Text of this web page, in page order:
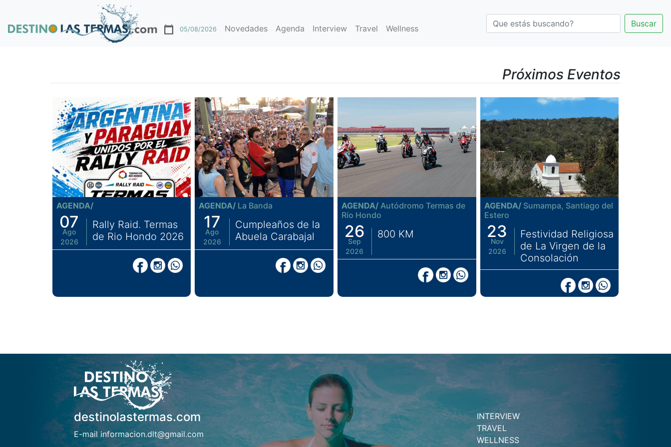
05/08/2026 Novedades Agenda Interview Travel Wellness Buscar
Próximos Eventos
AGENDA/
07
Ago
2026
Rally Raid. Termas
de Rio Hondo 2026
AGENDA/ La Banda
17
Ago
2026
Cumpleaños de la
Abuela Carabajal
AGENDA/Autódromo Termas de
Río Hondo
26
Sep
2026
800 KM
AGENDA/Sumampa, Santiago del
Estero
23
Nov
2026
Festividad Religiosa
de La Virgen de la
Consolación
destinolastermas.com
E-mail informacion.dlt@gmail.com
INTERVIEW
TRAVEL
WELLNESS